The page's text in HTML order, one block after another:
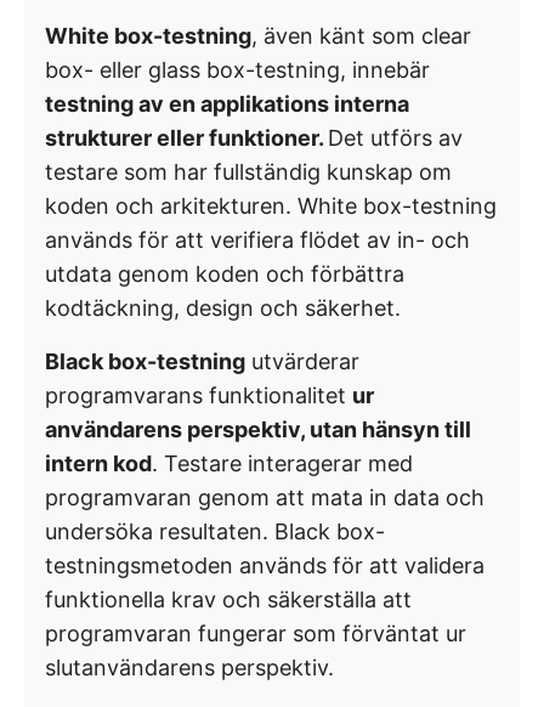
White box-testning, även känt som clear
box- eller glass box-testning, innebär
testning av en applikations interna
strukturer eller funktioner. Det utförs av
testare som har fullständig kunskap om
koden och arkitekturen. White box-testning
används för att verifiera flödet av in- och
utdata genom koden och förbättra
kodtäckning, design och säkerhet.
Black box-testning utvärderar
programvarans funktionalitet ur
användarens perspektiv, utan hänsyn till
intern kod. Testare interagerar med
programvaran genom att mata in data och
undersöka resultaten. Black box-
testningsmetoden används för att validera
funktionella krav och säkerställa att
programvaran fungerar som förväntat ur
slutanvändarens perspektiv.